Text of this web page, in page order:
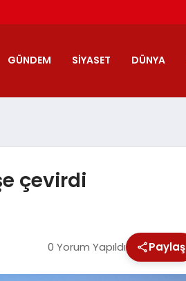
GÜNDEM SIYASET DÜNYA
çevirdi
0 Yorum Yapıldı Paylaş